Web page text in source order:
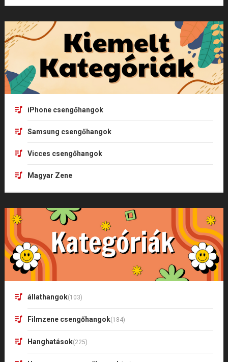
iPhone csengőhangok
Samsung csengőhangok
Vicces csengőhangok
Magyar Zene
állathangok(103)
Filmzene csengőhangok(184)
Hanghatások(225)